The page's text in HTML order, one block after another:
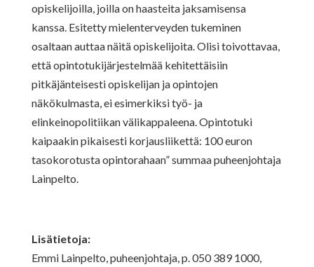
opiskelijoilla, joilla on haasteita jaksamisensa
kanssa. Esitetty mielenterveyden tukeminen
osaltaan auttaa näitä opiskelijoita. Olisi toivottavaa,
että opintotukijärjestelmää kehitettäisiin
pitkäjänteisesti opiskelijan ja opintojen
näkökulmasta, ei esimerkiksi työ- ja
elinkeinopolitiikan välikappaleena. Opintotuki
kaipaakin pikaisesti korjausliikettä: 100 euron
tasokorotusta opintorahaan” summaa puheenjohtaja
Lainpelto.
Lisätietoja:
Emmi Lainpelto, puheenjohtaja, p. 050 389 1000,